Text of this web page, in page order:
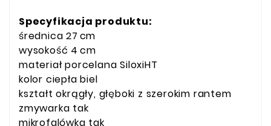
Specyfikacja produktu:
średnica 27 cm
wysokość 4 cm
materiał porcelana SiloxiHT
kolor ciepła biel
kształt okrągły, głęboki z szerokim rantem
zmywarka tak
mikrofalówka tak